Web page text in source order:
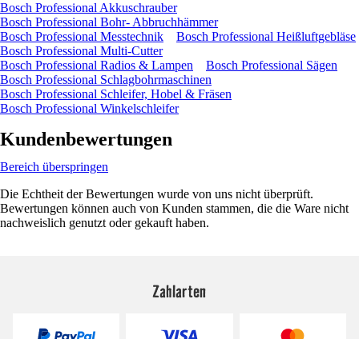
Bosch Professional Akkuschrauber
Bosch Professional Bohr- Abbruchhämmer
Bosch Professional Messtechnik
Bosch Professional Heißluftgebläse
Bosch Professional Multi-Cutter
Bosch Professional Radios & Lampen
Bosch Professional Sägen
Bosch Professional Schlagbohrmaschinen
Bosch Professional Schleifer, Hobel & Fräsen
Bosch Professional Winkelschleifer
Kundenbewertungen
Bereich überspringen
Die Echtheit der Bewertungen wurde von uns nicht überprüft.
Bewertungen können auch von Kunden stammen, die die Ware nicht
nachweislich genutzt oder gekauft haben.
Zahlarten